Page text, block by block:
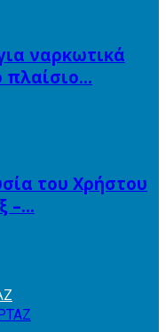
ναρκωτικά
πλαίσιο…
του Χρήστου
–…